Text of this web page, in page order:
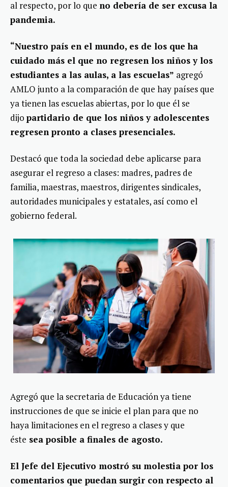
al respecto, por lo que no debería de ser excusa la
pandemia.
“Nuestro país en el mundo, es de los que ha
cuidado más el que no regresen los niños y los
estudiantes a las aulas, a las escuelas” agregó
AMLO junto a la comparación de que hay países que
ya tienen las escuelas abiertas, por lo que él se
dijo partidario de que los niños y adolescentes
regresen pronto a clases presenciales.
Destacó que toda la sociedad debe aplicarse para
asegurar el regreso a clases: madres, padres de
familia, maestras, maestros, dirigentes sindicales,
autoridades municipales y estatales, así como el
gobierno federal.
Agregó que la secretaria de Educación ya tiene
instrucciones de que se inicie el plan para que no
haya limitaciones en el regreso a clases y que
éste sea posible a finales de agosto.
El Jefe del Ejecutivo mostró su molestia por los
comentarios que puedan surgir con respecto al